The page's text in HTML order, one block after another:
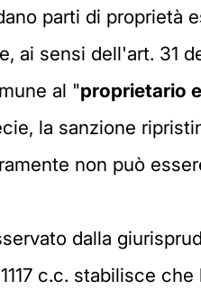
parti di proprietà
ai sensi dell'art. 31
al "proprietario
la sanzione
non può
dalla
c.c. stabilisce